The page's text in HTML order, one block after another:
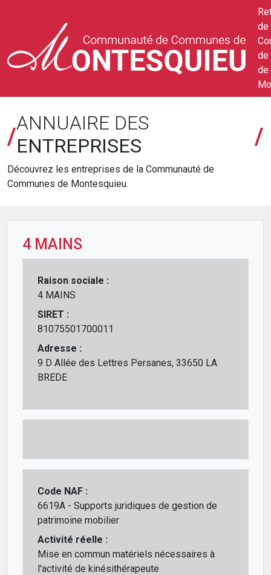
de
de
de
/ANNUAIRE DES
ENTREPRISES
/
Découvrez les entreprises de la Communauté de
Communes de Montesquieu.
4 MAINS
Raison sociale :
4 MAINS
SIRET :
81075501700011
Adresse :
9 D Allée des Lettres Persanes, 33650 LA
BREDE
Code NAF :
6619A - Supports juridiques de gestion de
patrimoine mobilier
Activité réelle :
Mise en commun matériels nécessaires à
l'activité de kinésithérapeute